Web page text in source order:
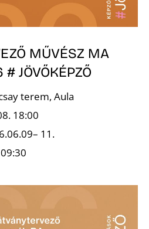
MŰVÉSZ MA
JÖVŐKÉPZŐ
terem, Aula
18:00
11.